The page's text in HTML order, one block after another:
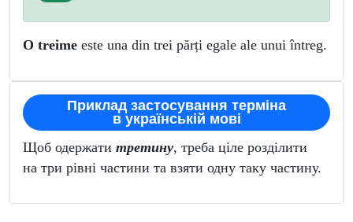
O treime este una din trei părți egale ale unui întreg.
Приклад застосування терміна
в українській мові
Щоб одержати третину, треба ціле розділити
на три рівні частини та взяти одну таку частину.